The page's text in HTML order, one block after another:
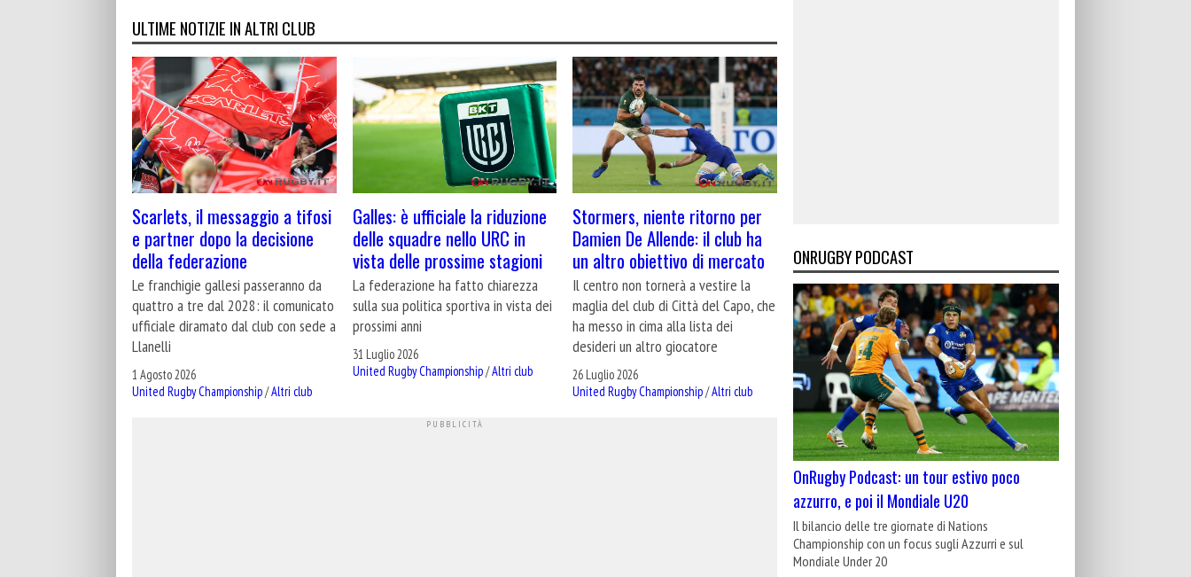
ULTIME NOTIZIE IN ALTRI CLUB
Scarlets, il messaggio a tifosi
e partner dopo la decisione
della federazione
Le franchigie gallesi passeranno da
quattro a tre dal 2028: il comunicato
ufficiale diramato dal club con sede a
Llanelli
1 Agosto 2026
United Rugby Championship/Altri club
Galles: è ufficiale la riduzione
delle squadre nello URC in
vista delle prossime stagioni
La federazione ha fatto chiarezza
sulla sua politica sportiva in vista dei
prossimi anni
31 Luglio 2026
United Rugby Championship/Altri club
Stormers, niente ritorno per
Damien De Allende: il club ha
un altro obiettivo di mercato
Il centro non tornerà a vestire la
maglia del club di Città del Capo, che
ha messo in cima alla lista dei
desideri un altro giocatore
26 Luglio 2026
United Rugby Championship/Altri club
ONRUGBY PODCAST
OnRugby Podcast: un tour estivo poco
azzurro, e poi il Mondiale U20
Il bilancio delle tre giornate di Nations
Championship con un focus sugli Azzurri e sul
Mondiale Under 20